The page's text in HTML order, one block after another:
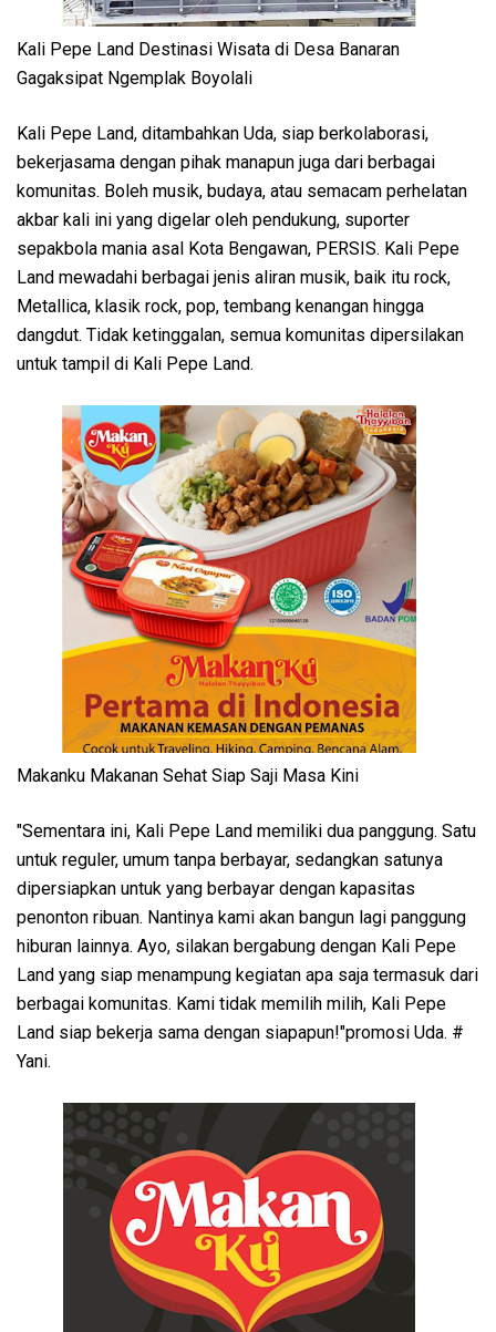
Kali Pepe Land Destinasi Wisata di Desa Banaran
Gagaksipat Ngemplak Boyolali
Kali Pepe Land, ditambahkan Uda, siap berkolaborasi,
bekerjasama dengan pihak manapun juga dari berbagai
komunitas. Boleh musik, budaya, atau semacam perhelatan
akbar kali ini yang digelar oleh pendukung, suporter
sepakbola mania asal Kota Bengawan, PERSIS. Kali Pepe
Land mewadahi berbagai jenis aliran musik, baik itu rock,
Metallica, klasik rock, pop, tembang kenangan hingga
dangdut. Tidak ketinggalan, semua komunitas dipersilakan
untuk tampil di Kali Pepe Land.
Makanku Makanan Sehat Siap Saji Masa Kini
"Sementara ini, Kali Pepe Land memiliki dua panggung. Satu
untuk reguler, umum tanpa berbayar, sedangkan satunya
dipersiapkan untuk yang berbayar dengan kapasitas
penonton ribuan. Nantinya kami akan bangun lagi panggung
hiburan lainnya. Ayo, silakan bergabung dengan Kali Pepe
Land yang siap menampung kegiatan apa saja termasuk dari
berbagai komunitas. Kami tidak memilih milih, Kali Pepe
Land siap bekerja sama dengan siapapun!"promosi Uda. #
Yani.